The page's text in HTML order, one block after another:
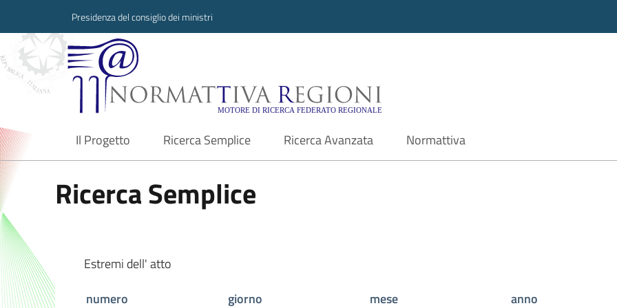
Presidenza del consiglio dei ministri
Normattiva Regioni - Motore di ricerca
Il Progetto
current Ricerca Semplice Ricerca Avanzata Normattiva
Ricerca Semplice
Estremi dell' atto
numero
giorno mese
anno